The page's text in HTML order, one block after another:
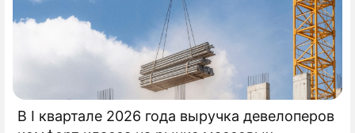
В I квартале 2026 года выручка девелоперов